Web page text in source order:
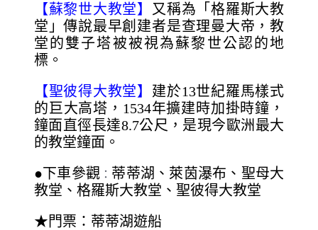
【蘇黎世大教堂】 又稱為「格羅斯大教
堂」傳說最早創建者是查理曼大帝，教
堂的雙子塔被被視為蘇黎世公認的地
標。
【聖彼得大教堂】 建於13世紀羅馬樣式
的巨大高塔，1534年擴建時加掛時鐘，
鐘面直徑長達8.7公尺，是現今歐洲最大
的教堂鐘面。
●下車參觀 ： 蒂蒂湖、萊茵瀑布、聖母大
教堂、格羅斯大教堂、聖彼得大教堂
★門票：蒂蒂湖遊船